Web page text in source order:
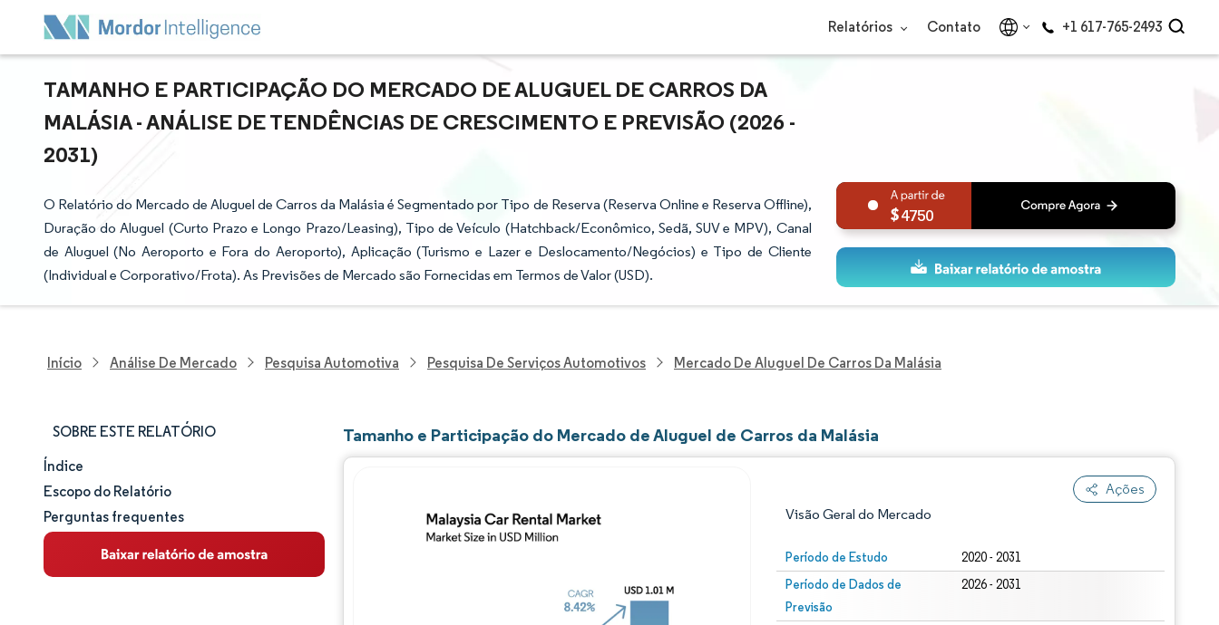
Relatórios Contato +1 617-765-2493
TAMANHO E PARTICIPAÇÃO DO MERCADO DE ALUGUEL DE CARROS DA
MALÁSIA - ANÁLISE DE TENDÊNCIAS DE CRESCIMENTO E PREVISÃO (2026 -
2031)
O Relatório do Mercado de Aluguel de Carros da Malásia é Segmentado por Tipo de Reserva (Reserva Online e Reserva Offline),
Duração do Aluguel (Curto Prazo e Longo Prazo/Leasing), Tipo de Veículo (Hatchback/Econômico, Sedã, SUV e MPV), Canal
de Aluguel (No Aeroporto e Fora do Aeroporto), Aplicação (Turismo e Lazer e Deslocamento/Negócios) e Tipo de Cliente
(Individual e Corporativo/Frota). As Previsões de Mercado são Fornecidas em Termos de Valor (USD).
4750
Início Análise De Mercado Pesquisa Automotiva Pesquisa De Serviços Automotivos Mercado De Aluguel De Carros Da Malásia
SOBRE ESTE RELATÓRIO
Tamanho e participação de mercado
Análise de mercado
Tendências e insights
Índice
Escopo do Relatório
Perguntas frequentes
Tamanho e Participação do Mercado de Aluguel de Carros da Malásia
Ações
Visão Geral do Mercado
Período de Estudo 2020 - 2031
Período de Dados de
Previsão
2026 - 2031